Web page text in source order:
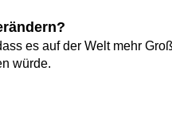
es auf der Welt mehr
würde.